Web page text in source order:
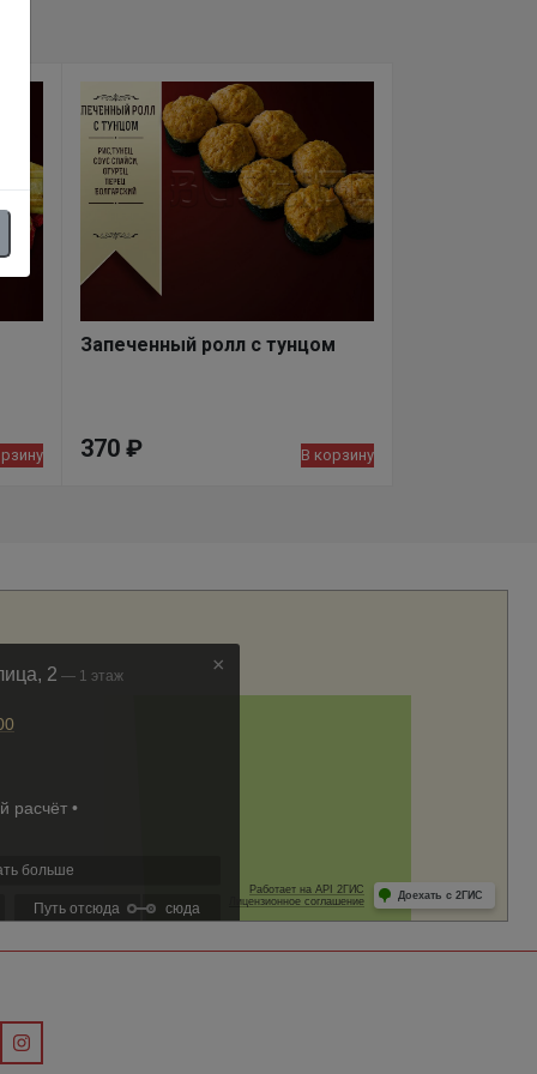
Запеченный ролл с тунцом
370 ₽ В корзину